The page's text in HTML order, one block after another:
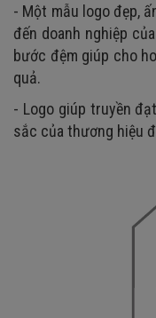
- Một mẫu logo đẹp,
đến doanh nghiệp
bước đệm giúp cho
quả.
- Logo giúp truyền
sắc của thương hiệu